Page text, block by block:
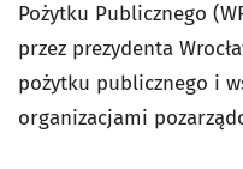
Pożytku Publicznego
przez prezydenta
pożytku publicznego i
organizacjami